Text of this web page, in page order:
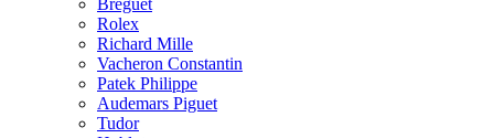
Breguet
Rolex
Richard Mille
Vacheron Constantin
Patek Philippe
Audemars Piguet
Tudor